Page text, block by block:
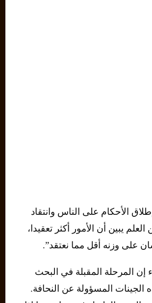
الأحكام على الناس وانتقاد
العلم يبين أن الأمور أكثر تعقيدا،
على وزنه أقل مما نعتقد”.
إن المرحلة المقبلة في البحث
الجينات المسؤولة عن النحافة.